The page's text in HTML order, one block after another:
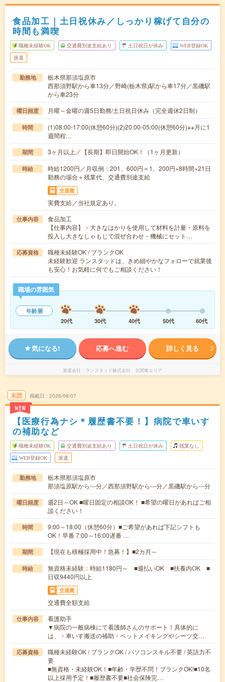
食品加工｜土日祝休み／しっかり稼げて自分の
時間も満喫
職種未経験OK 交通費別途支給あり 土日祝日が休み WEB登録OK
派遣
勤務地
栃木県那須塩原市
西那須野駅から車13分／野崎(栃木県)駅から車17分／黒磯駅
から車23分
曜日頻度 月曜～金曜の週5日勤務/土日祝日休み（完全週休2日制）
時間
(1)08:00-17:00(休憩60分)(2)20:00-05:00(休憩60分)※※月に1
週間程…
期間 3ヶ月以上／【長期】即日開始OK！（1ヶ月更新）
時給
時給1200円／月収例：201、600円＝1、200円×8時間×21日
勤務の場合＋残業代、交通費別途支給
交通費
実費支給／当社規定あり。
仕事内容
食品加工
【仕事内容】・大きなはかりを使用して材料を計量・原料を
投入し大きなしゃもじで混ぜ合わせ・機械にセット…
応募資格
職種未経験OK / ブランクOK
未経験歓迎 ランスタッドは、きめ細やかなフォローで就業後
も安心！お気軽に何でもご相談ください！
職場の雰囲気
年齢層
20代
30代 40代 50代 60代
気になる! 応募へ進む 詳しく見る
派遣会社 ランスタッド株式会社 北関東エリア
未読
NEW
掲載日 2026/08/07
【医療行為ナシ＊履歴書不要！】病院で車いす
の補助など
職種未経験OK 交通費別途支給あり 土日祝日が休み 残業なし
WEB登録OK 派遣
勤務地
栃木県那須塩原市
那須塩原駅から---分／西那須野駅から---分／黒磯駅から---分
曜日頻度
週2日～OK ■曜日固定の相談OK！ ■希望の曜日があればご相
談ください！
時間
9:00～18:00（休憩60分）■ご希望があれば下記シフトも
OK！早番 7:00～16:00遅番 …
期間 【現在も積極採用中！急募！】■2カ月～
時給
無資格未経験：時給1180円～ ■週払いOK ■扶養内OK ■
日収9440円以上
交通費
交通費全額支給
仕事内容
看護助手
▼病院の一般病棟にて看護師さんのサポート！具体的に
は、・車いす搬送の補助・ベットメイキングやシーツ交…
応募資格
職種未経験OK / ブランクOK / パソコンスキル不要 / 英語力不
要
■無資格・未経験OK！■年齢・学歴不問！ブランクOK!■10名
以上採用予定！■履歴書不要■社会保険完…